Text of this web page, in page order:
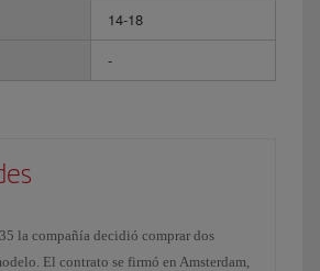
14-18
-
la compañía decidió comprar dos
El contrato se firmó en Amsterdam,